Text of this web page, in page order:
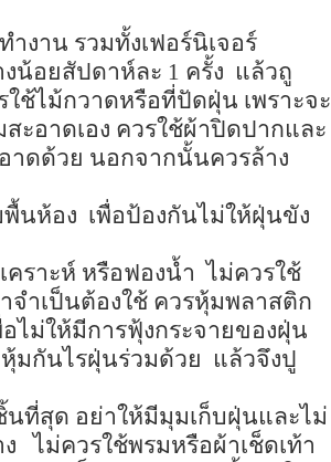
ำงาน รวมทั้งเฟอร์นิเจอร์
งน้อยสัปดาห์ละ 1 ครั้ง แล้วถู
ใช้ไม้กวาดหรือที่ปัดฝุ่น เพราะจะ
ะอาดเอง ควรใช้ผ้าปิดปากและ
ดด้วย นอกจากนั้นควรล้าง
นห้อง เพื่อป้องกันไม่ให้ฝุ่นขัง
ราะห์ หรือฟองน้ำ ไม่ควรใช้
จำเป็นต้องใช้ ควรหุ้มพลาสติก
ไม่ให้มีการฟุ้งกระจายของฝุ่น
มกันไรฝุ่นร่วมด้วย แล้วจึงปู
นที่สุด อย่าให้มีมุมเก็บฝุ่นและไม่
ไม่ควรใช้พรมหรือผ้าเช็ดเท้า